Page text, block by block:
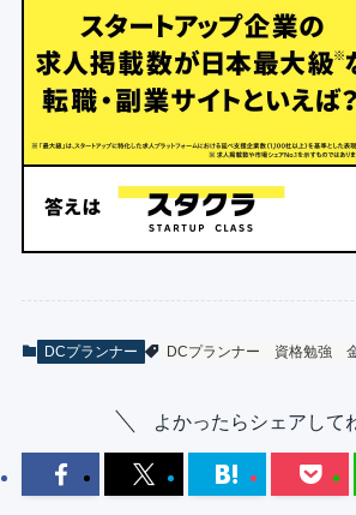
DCプランナー DCプランナー 資格勉強
よかったらシェアして